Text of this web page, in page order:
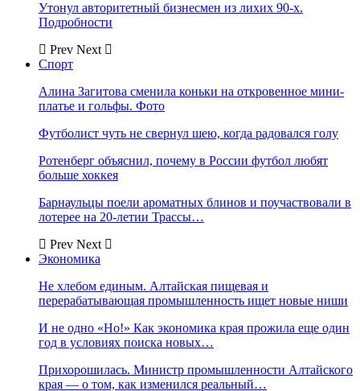
Утонул авторитетный бизнесмен из лихих 90-х.
Подробности
Prev Next
Спорт
Алина Загитова сменила коньки на откровенное мини-
платье и гольфы. Фото
Футболист чуть не свернул шею, когда радовался голу
Ротенберг объяснил, почему в России футбол любят
больше хоккея
Барнаульцы поели ароматных блинов и поучаствовали в
лотерее на 20-летии Трассы…
Prev Next
Экономика
Не хлебом единым. Алтайская пищевая и
перерабатывающая промышленность ищет новые ниши
И не одно «Но!» Как экономика края прожила еще один
год в условиях поиска новых…
Прихорошилась. Министр промышленности Алтайского
края — о том, как изменился реальный…